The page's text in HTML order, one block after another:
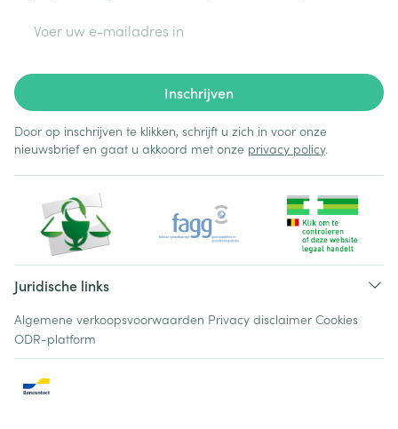
Inschrijven
Door op inschrijven te klikken, schrijft u zich in voor onze
nieuwsbrief en gaat u akkoord met onze privacy policy.
Juridische links
Algemene verkoopsvoorwaarden Privacy disclaimer Cookies
ODR-platform